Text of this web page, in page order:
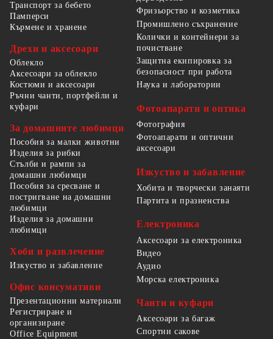
Транспорт за бебето
Памперси
Кърмене и хранене
Дрехи и аксесоари
Облекло
Аксесоари за облекло
Костюми и аксесоари
Ръчни чанти, портфейли и
куфари
За домашните любимци
Пособия за малки животни
Изделия за рибки
Стълби и рампи за
домашни любимци
Пособия за сресване и
постригване на домашни
любимци
Изделия за домашни
любимци
Хоби и развлечение
Изкуство и забавление
Офис консумативи
Презентационни материали
Регистриране и
организиране
Office Equipment
Фризьорство и козметика
Промишлено съхранение
Колички и контейнери за
почистване
Защитна екипировка за
безопасност при работа
Наука и лаборатории
Фотоапарати и оптика
Фотография
Фотоапарати и оптични
аксесоари
Изкуство и забавление
Хобита и творчески занаяти
Партита и празненства
Електроника
Аксесоари за електроника
Видео
Аудио
Морска електроника
Чанти и куфари
Аксесоари за багаж
Спортни сакове